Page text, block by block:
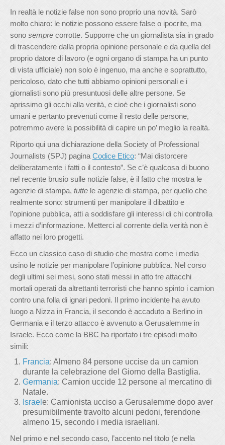
In realtà le notizie false non sono proprio una novità. Sarò
molto chiaro: le notizie possono essere false o ipocrite, ma
sono sempre corrotte. Supporre che un giornalista sia in grado
di trascendere dalla propria opinione personale e da quella del
proprio datore di lavoro (e ogni organo di stampa ha un punto
di vista ufficiale) non solo è ingenuo, ma anche e soprattutto,
pericoloso, dato che tutti abbiamo opinioni personali e i
giornalisti sono più presuntuosi delle altre persone. Se
aprissimo gli occhi alla verità, e cioè che i giornalisti sono
umani e pertanto prevenuti come il resto delle persone,
potremmo avere la possibilità di capire un po’ meglio la realtà.
Riporto qui una dichiarazione della Society of Professional
Journalists (SPJ) pagina Codice Etico: “Mai distorcere
deliberatamente i fatti o il contesto”. Se c’è qualcosa di buono
nel recente brusio sulle notizie false, è il fatto che mostra le
agenzie di stampa, tutte le agenzie di stampa, per quello che
realmente sono: strumenti per manipolare il dibattito e
l’opinione pubblica, atti a soddisfare gli interessi di chi controlla
i mezzi d’informazione. Metterci al corrente della verità non è
affatto nei loro progetti.
Ecco un classico caso di studio che mostra come i media
usino le notizie per manipolare l’opinione pubblica. Nel corso
degli ultimi sei mesi, sono stati messi in atto tre attacchi
mortali operati da altrettanti terroristi che hanno spinto i camion
contro una folla di ignari pedoni. Il primo incidente ha avuto
luogo a Nizza in Francia, il secondo è accaduto a Berlino in
Germania e il terzo attacco è avvenuto a Gerusalemme in
Israele. Ecco come la BBC ha riportato i tre episodi molto
simili:
Francia: Almeno 84 persone uccise da un camion
durante la celebrazione del Giorno della Bastiglia.
Germania: Camion uccide 12 persone al mercatino di
Natale.
Israel e: Camionista ucciso a Gerusalemme dopo aver
presumibilmente travolto alcuni pedoni, ferendone
almeno 15, secondo i media israeliani.
Nel primo e nel secondo caso, l’accento nel titolo (e nella